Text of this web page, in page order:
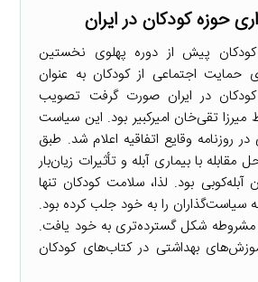
حوزه کودکان در ایران
پیش از دوره پهلوی نخستین
حمایت اجتماعی از کودکان به عنوان
در ایران صورت گرفت تصویب
میرزا تقی‌خان امیرکبیر بود. این سیاست
شمسی در روزنامه وقایع اتفاقیه اعلام شد. طبق
با بیماری آبله و تأثیرات زیان‌بار
بود. لذا، سلامت کودکان تنها
سیاست‌گذاران را به خود جلب کرده بود.
مشروطه شکل گسترده‌تری به خود یافت.
بهداشتی در کتاب‌های کودکان